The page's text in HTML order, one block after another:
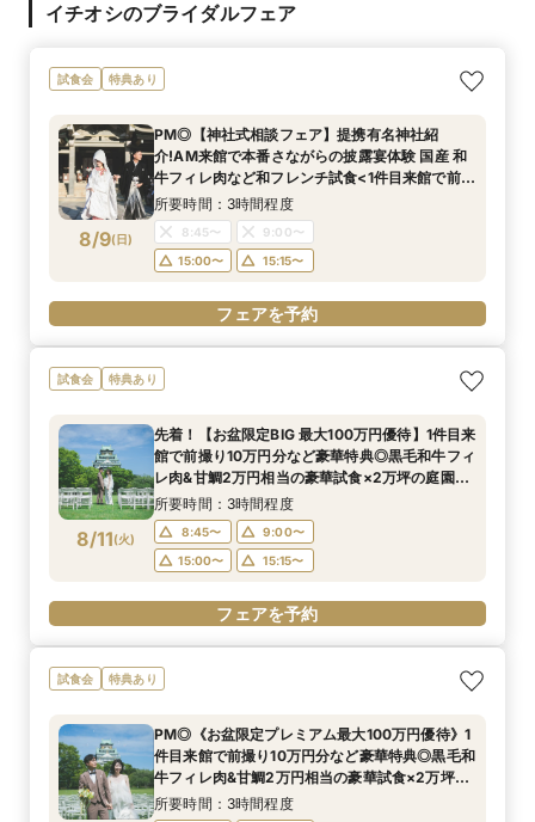
イチオシのブライダルフェア
試食会 特典あり
8/9(日)
PM◎【神社式相談フェア】提携有名神社紹
介!AM来館で本番さながらの披露宴体験 国産 和
牛フィレ肉など和フレンチ試食<1件目来館で前撮
り10万円分特典>
所要時間：3時間程度
8:45〜
9:00〜
15:00〜
15:15〜
フェアを予約
試食会 特典あり
8/11(火)
先着！【お盆限定BIG 最大100万円優待】1件目来
館で前撮り10万円分など豪華特典◎黒毛和牛フィ
レ肉&甘鯛2万円相当の豪華試食×2万坪の庭園
+迎賓館の見学ツアー
所要時間：3時間程度
8:45〜
9:00〜
15:00〜
15:15〜
フェアを予約
試食会 特典あり
PM◎《お盆限定プレミアム最大100万円優待》1
件目来館で前撮り10万円分など豪華特典◎黒毛和
牛フィレ肉&甘鯛2万円相当の豪華試食×2万坪の
庭園+迎賓館の見学ツアー
所要時間：3時間程度